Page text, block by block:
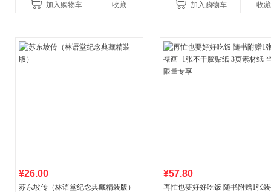
加入购物车 收藏 加入购物车 收藏
¥26.00
苏东坡传（林语堂纪念典藏精装版）
¥57.80
再忙也要好好吃饭 随书附赠1张